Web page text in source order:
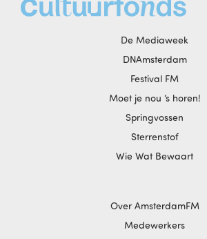
De Mediaweek
DNAmsterdam
Festival FM
Moet je nou ‘s horen!
Springvossen
Sterrenstof
Wie Wat Bewaart
Over AmsterdamFM
Medewerkers